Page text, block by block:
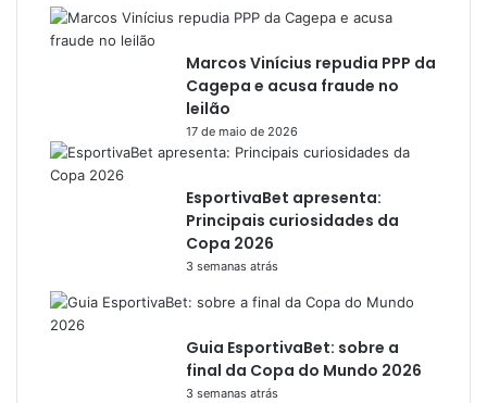
Marcos Vinícius repudia PPP da
Cagepa e acusa fraude no
leilão
17 de maio de 2026
EsportivaBet apresenta:
Principais curiosidades da
Copa 2026
3 semanas atrás
Guia EsportivaBet: sobre a
final da Copa do Mundo 2026
3 semanas atrás